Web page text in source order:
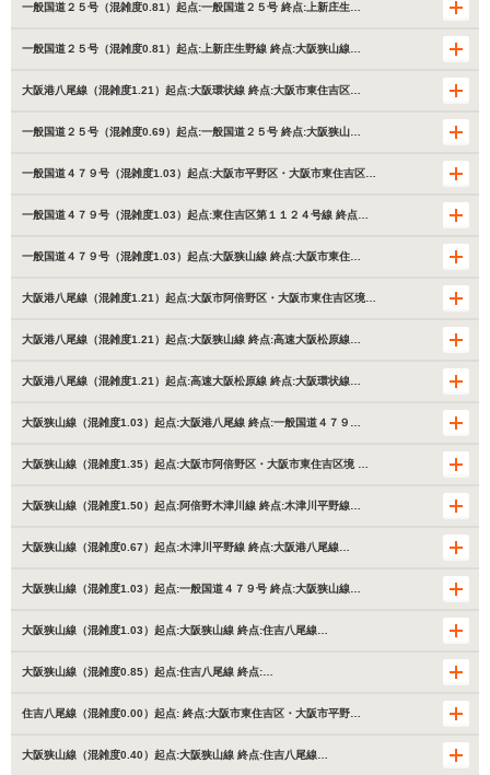
一般国道２５号（混雑度0.81）起点:一般国道２５号 終点:上新庄生…
一般国道２５号（混雑度0.81）起点:上新庄生野線 終点:大阪狭山線…
大阪港八尾線（混雑度1.21）起点:大阪環状線 終点:大阪市東住吉区…
一般国道２５号（混雑度0.69）起点:一般国道２５号 終点:大阪狭山…
一般国道４７９号（混雑度1.03）起点:大阪市平野区・大阪市東住吉区…
一般国道４７９号（混雑度1.03）起点:東住吉区第１１２４号線 終点…
一般国道４７９号（混雑度1.03）起点:大阪狭山線 終点:大阪市東住…
大阪港八尾線（混雑度1.21）起点:大阪市阿倍野区・大阪市東住吉区境…
大阪港八尾線（混雑度1.21）起点:大阪狭山線 終点:高速大阪松原線…
大阪港八尾線（混雑度1.21）起点:高速大阪松原線 終点:大阪環状線…
大阪狭山線（混雑度1.03）起点:大阪港八尾線 終点:一般国道４７９…
大阪狭山線（混雑度1.35）起点:大阪市阿倍野区・大阪市東住吉区境 …
大阪狭山線（混雑度1.50）起点:阿倍野木津川線 終点:木津川平野線…
大阪狭山線（混雑度0.67）起点:木津川平野線 終点:大阪港八尾線…
大阪狭山線（混雑度1.03）起点:一般国道４７９号 終点:大阪狭山線…
大阪狭山線（混雑度1.03）起点:大阪狭山線 終点:住吉八尾線…
大阪狭山線（混雑度0.85）起点:住吉八尾線 終点:…
住吉八尾線（混雑度0.00）起点: 終点:大阪市東住吉区・大阪市平野…
大阪狭山線（混雑度0.40）起点:大阪狭山線 終点:住吉八尾線…